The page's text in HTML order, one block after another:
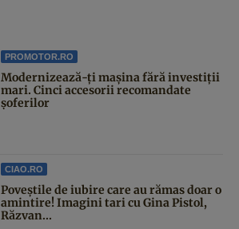
PROMOTOR.RO
Modernizează-ți mașina fără investiții
mari. Cinci accesorii recomandate
șoferilor
CIAO.RO
Poveştile de iubire care au rămas doar o
amintire! Imagini tari cu Gina Pistol,
Răzvan...